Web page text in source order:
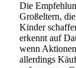
Die
Großeltern,
Kinder
erkennt auf
wenn
allerdings